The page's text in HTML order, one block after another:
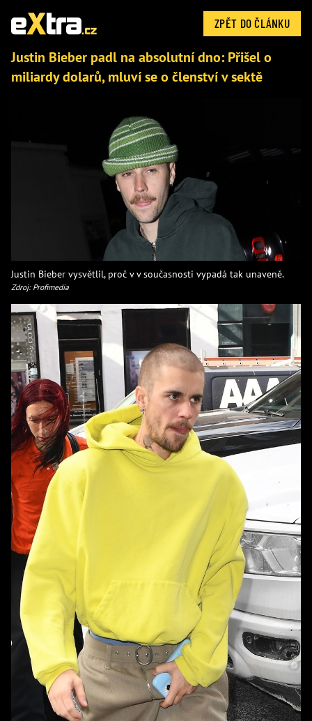
ZPĚT DO ČLÁNKU
Justin Bieber padl na absolutní dno: Přišel o
miliardy dolarů, mluví se o členství v sektě
Justin Bieber vysvětlil, proč v v současnosti vypadá tak unaveně.
Zdroj: Profimedia